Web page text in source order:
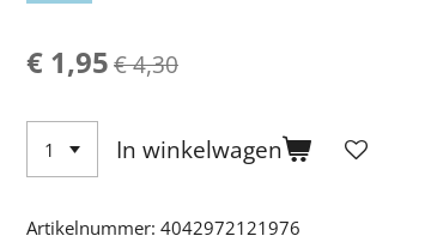
€ 1,95€ 4,30
In winkelwagen
Artikelnummer: 4042972121976